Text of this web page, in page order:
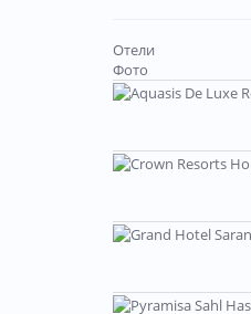
Отели
Фото